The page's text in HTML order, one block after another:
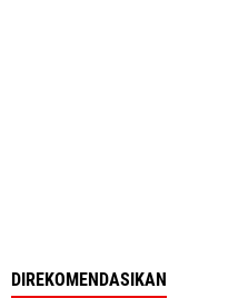
DIREKOMENDASIKAN